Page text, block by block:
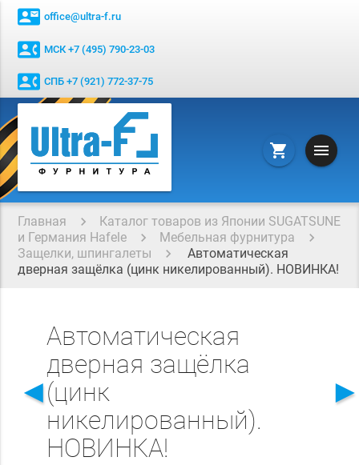
contact_mail office@ultra-f.ru
contact_phone МСК +7 (495) 790-23-03
contact_phone СПБ +7 (921) 772-37-75
shopping_cart menu
Главная
Каталог товаров из Японии SUGATSUNE
и Германия Hafele
Мебельная фурнитура
Защелки, шпингалеты
Автоматическая
дверная защёлка (цинк никелированный). НОВИНКА!
◄
Автоматическая
дверная защёлка
(цинк
никелированный).
НОВИНКА!